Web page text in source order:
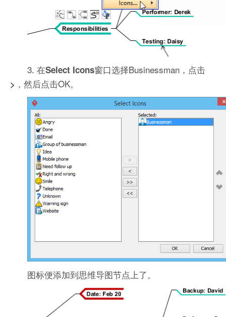
3. 在Select Icons窗口选择Businessman，点击
> ，然后点击OK。
图标便添加到思维导图节点上了。